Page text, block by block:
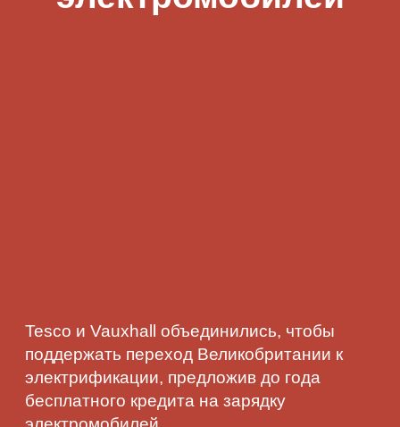
Tesco и Vauxhall объединились, чтобы
поддержать переход Великобритании к
электрификации, предложив до года
бесплатного кредита на зарядку